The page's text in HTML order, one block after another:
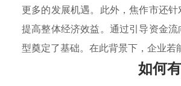
更多的发展机遇。此外，焦作市还针
提高整体经济效益。通过引导资金
型奠定了基础。在此背景下，企业
如何